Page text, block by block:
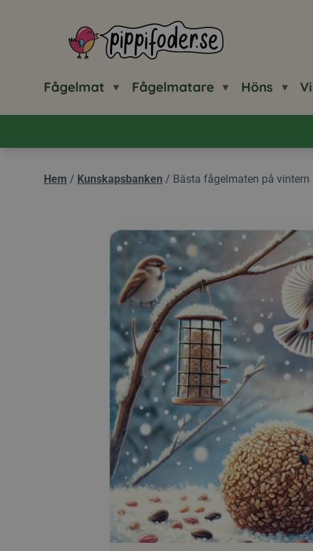
Pippifoder logotyp
Fågelmat Fågelmatare Höns
Hem / Kunskapsbanken / Bästa fågelmaten på